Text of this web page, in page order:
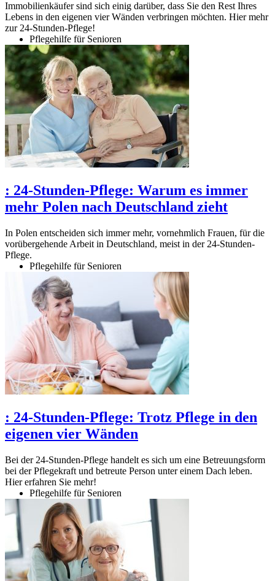
Immobilienkäufer sind sich einig darüber, dass Sie den Rest Ihres
Lebens in den eigenen vier Wänden verbringen möchten. Hier mehr
zur 24-Stunden-Pflege!
Pflegehilfe für Senioren
: 24-Stunden-Pflege: Warum es immer
mehr Polen nach Deutschland zieht
In Polen entscheiden sich immer mehr, vornehmlich Frauen, für die
vorübergehende Arbeit in Deutschland, meist in der 24-Stunden-
Pflege.
Pflegehilfe für Senioren
: 24-Stunden-Pflege: Trotz Pflege in den
eigenen vier Wänden
Bei der 24-Stunden-Pflege handelt es sich um eine Betreuungsform
bei der Pflegekraft und betreute Person unter einem Dach leben.
Hier erfahren Sie mehr!
Pflegehilfe für Senioren